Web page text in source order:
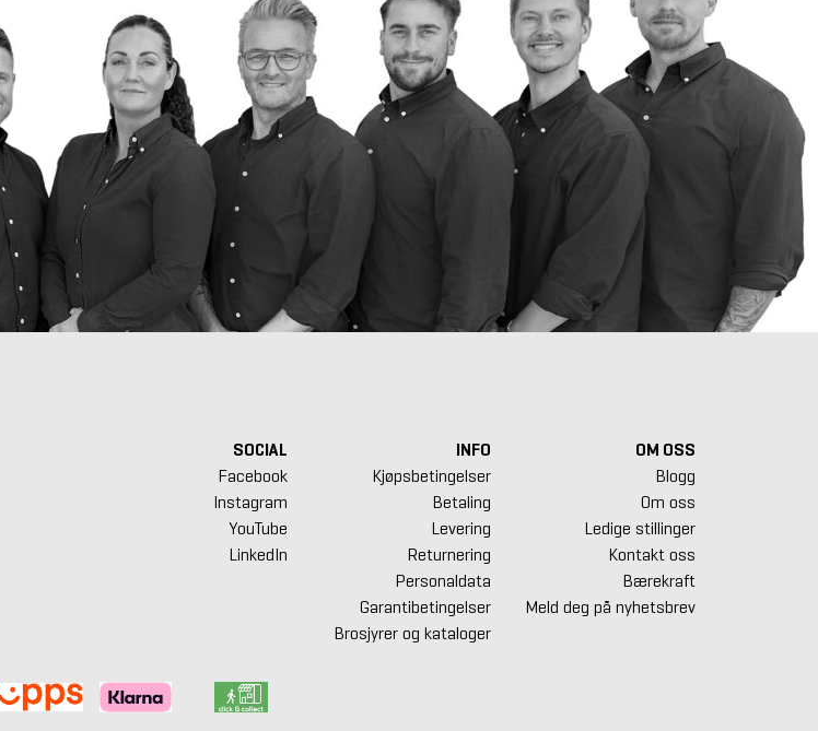
SOCIAL
Facebook
Instagram
YouTube
LinkedIn
INFO
Kjøpsbetingelser
Betaling
Levering
Returnering
Personaldata
Garantibetingelser
Brosjyrer og kataloger
OM OSS
Blogg
Om oss
Ledige stillinger
Kontakt oss
Bærekraft
Meld deg på nyhetsbrev